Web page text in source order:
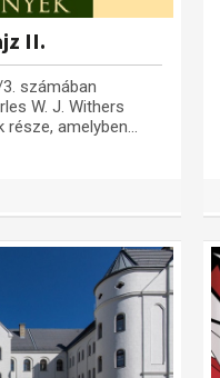
II.
számában
W. J. Withers
amelyben...